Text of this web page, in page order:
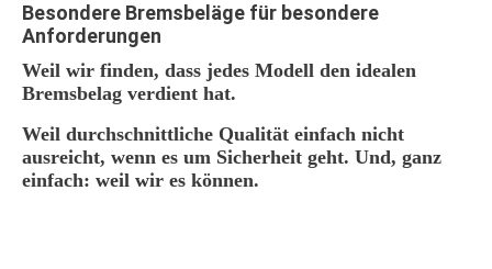
Besondere Bremsbeläge für besondere
Anforderungen
Weil wir finden, dass jedes Modell den idealen
Bremsbelag verdient hat.
Weil durchschnittliche Qualität einfach nicht
ausreicht, wenn es um Sicherheit geht. Und, ganz
einfach: weil wir es können.